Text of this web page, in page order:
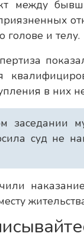
между
голове и телу.
в них
заседании
суд не